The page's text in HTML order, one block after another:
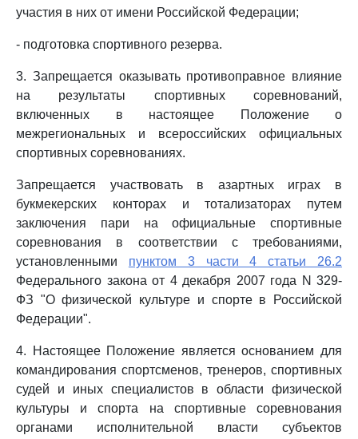
участия в них от имени Российской Федерации;
- подготовка спортивного резерва.
3. Запрещается оказывать противоправное влияние
на результаты спортивных соревнований,
включенных в настоящее Положение о
межрегиональных и всероссийских официальных
спортивных соревнованиях.
Запрещается участвовать в азартных играх в
букмекерских конторах и тотализаторах путем
заключения пари на официальные спортивные
соревнования в соответствии с требованиями,
установленными пунктом 3 части 4 статьи 26.2
Федерального закона от 4 декабря 2007 года N 329-
ФЗ "О физической культуре и спорте в Российской
Федерации".
4. Настоящее Положение является основанием для
командирования спортсменов, тренеров, спортивных
судей и иных специалистов в области физической
культуры и спорта на спортивные соревнования
органами исполнительной власти субъектов